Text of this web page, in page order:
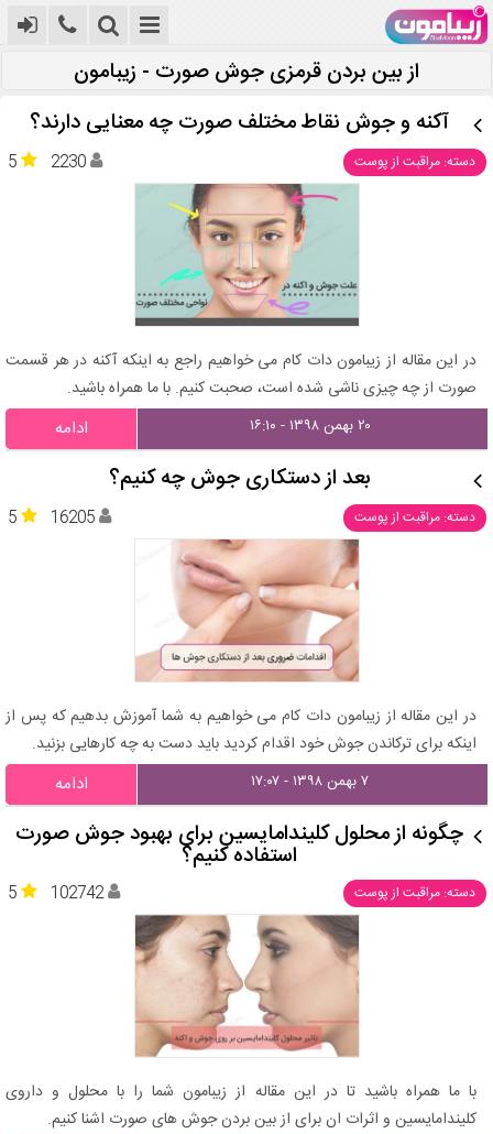
از بین بردن قرمزی جوش صورت - زیبامون
آکنه و جوش نقاط مختلف صورت چه معنایی دارند؟
دسته: مراقبت از پوست 5 2230
در این مقاله از زیبامون دات کام می خواهیم راجع به اینکه آکنه در هر قسمت
صورت از چه چیزی ناشی شده است، صحبت کنیم. با ما همراه باشید.
۲۰ بهمن ۱۳۹۸ - ۱۶:۱۰ ادامه
بعد از دستکاری جوش چه کنیم؟
دسته: مراقبت از پوست 5 16205
در این مقاله از زیبامون دات کام می خواهیم به شما آموزش بدهیم که پس از
اینکه برای ترکاندن جوش خود اقدام کردید باید دست به چه کارهایی بزنید.
۷ بهمن ۱۳۹۸ - ۱۷:۰۷ ادامه
چگونه از محلول کلیندامایسین برای بهبود جوش صورت
استفاده کنیم؟
دسته: مراقبت از پوست 5 102742
با ما همراه باشید تا در این مقاله از زیبامون شما را با محلول و داروی
کلیندامایسین و اثرات ان برای از بین بردن جوش های صورت اشنا کنیم.